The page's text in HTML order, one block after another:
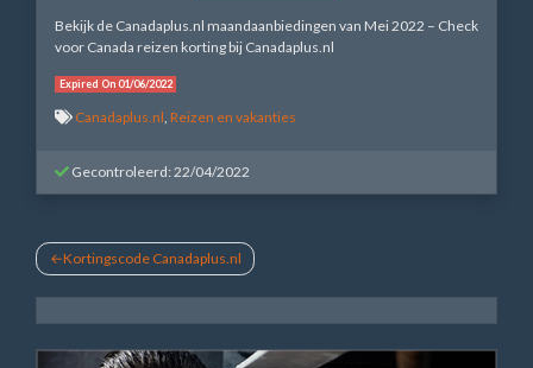
Bekijk de Canadaplus.nl maandaanbiedingen van Mei 2022 – Check
voor Canada reizen korting bij Canadaplus.nl
Expired On 01/06/2022
Canadaplus.nl Reizen en vakanties
Gecontroleerd: 22/04/2022
Bericht
navigatie
Kortingscode Canadaplus.nl